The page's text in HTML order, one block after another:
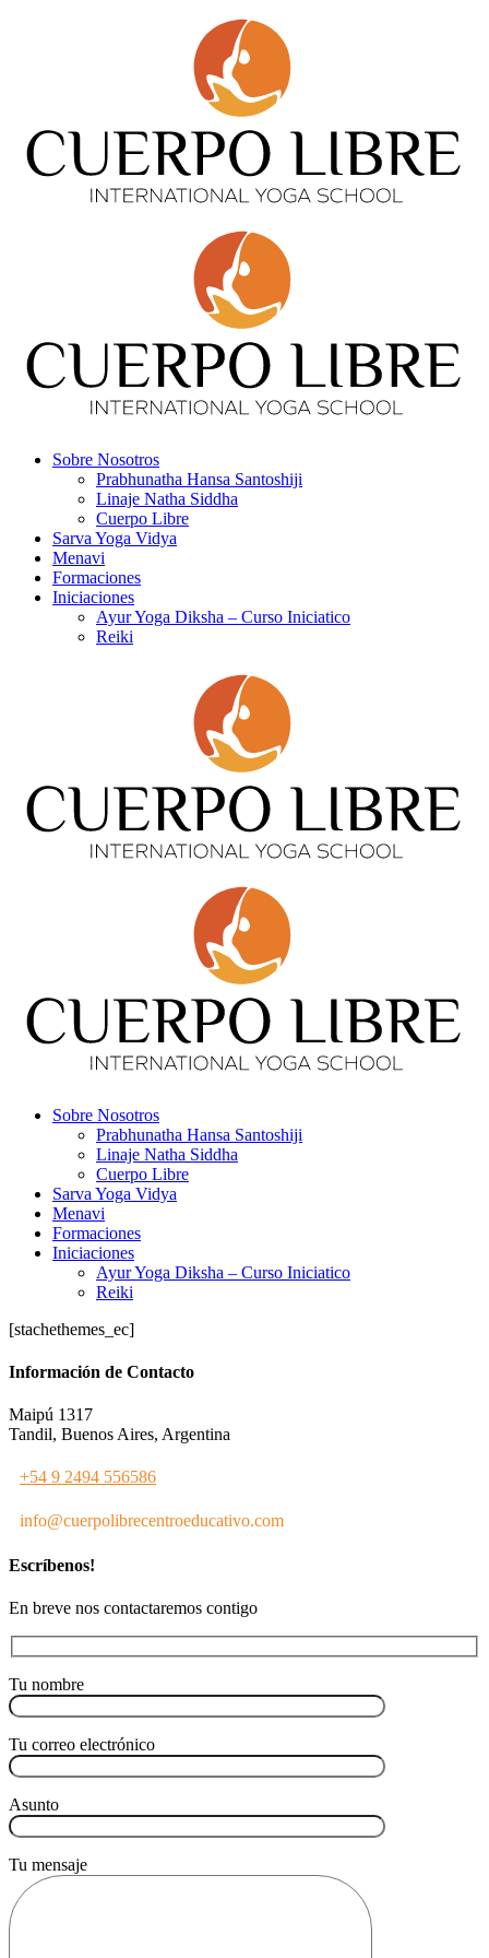
Sobre Nosotros
Prabhunatha Hansa Santoshiji
Linaje Natha Siddha
Cuerpo Libre
Sarva Yoga Vidya
Menavi
Formaciones
Iniciaciones
Ayur Yoga Diksha – Curso Iniciatico
Reiki
Sobre Nosotros
Prabhunatha Hansa Santoshiji
Linaje Natha Siddha
Cuerpo Libre
Sarva Yoga Vidya
Menavi
Formaciones
Iniciaciones
Ayur Yoga Diksha – Curso Iniciatico
Reiki
[stachethemes_ec]
Información de Contacto
Maipú 1317
Tandil, Buenos Aires, Argentina
+54 9 2494 556586
info@cuerpolibrecentroeducativo.com
Escríbenos!
En breve nos contactaremos contigo
Tu nombre
Tu correo electrónico
Asunto
Tu mensaje